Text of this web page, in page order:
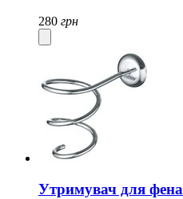
280 грн
Утримувач для фена